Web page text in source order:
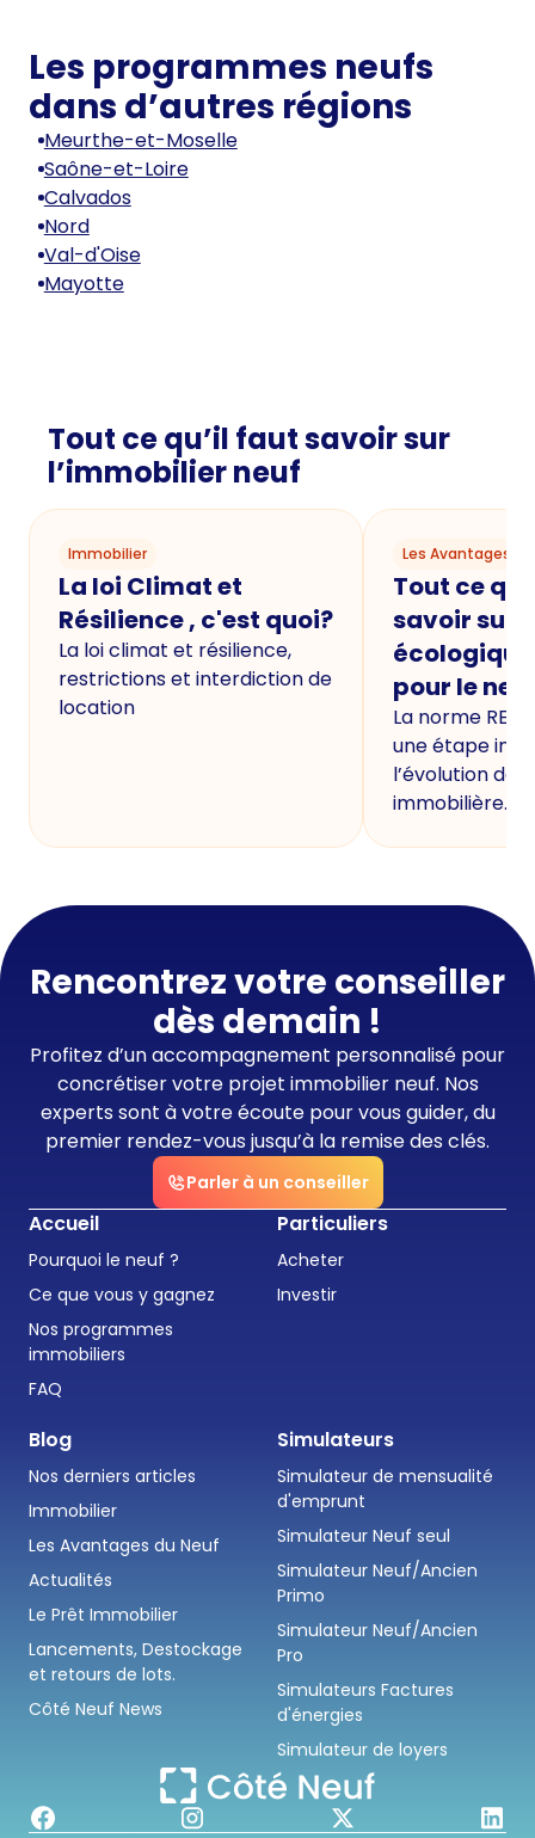
Les programmes neufs
dans d’autres régions
Meurthe-et-Moselle
Saône-et-Loire
Calvados
Nord
Val-d'Oise
Mayotte
Tout ce qu’il faut savoir sur
l’immobilier neuf
Immobilier
La loi Climat et
Résilience , c'est quoi?
La loi climat et résilience,
restrictions et interdiction de
location
Les Avantages
Tout ce
savoir sur
écologique
pour le
La norme
une étape
l’évolution de
immobilière.
Rencontrez votre conseiller
dès demain !
Profitez d’un accompagnement personnalisé pour
concrétiser votre projet immobilier neuf. Nos
experts sont à votre écoute pour vous guider, du
premier rendez-vous jusqu’à la remise des clés.
Parler à un conseiller
Accueil
Pourquoi le neuf ?
Ce que vous y gagnez
Nos programmes
immobiliers
FAQ
Particuliers
Acheter
Investir
Blog
Nos derniers articles
Immobilier
Les Avantages du Neuf
Actualités
Le Prêt Immobilier
Lancements, Destockage
et retours de lots.
Côté Neuf News
Simulateurs
Simulateur de mensualité
d'emprunt
Simulateur Neuf seul
Simulateur Neuf/Ancien
Primo
Simulateur Neuf/Ancien
Pro
Simulateurs Factures
d'énergies
Simulateur de loyers